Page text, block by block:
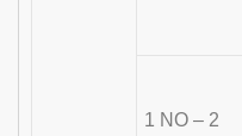
1 NO – 2